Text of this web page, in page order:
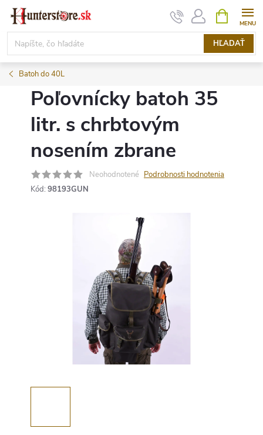
Prejsť
obsah
HĽADAŤ
KOŠÍK
Batoh do 40L
Poľovnícky batoh 35
litr. s chrbtovým
nosením zbrane
Neohodnotené Podrobnosti hodnotenia
Kód: 98193GUN